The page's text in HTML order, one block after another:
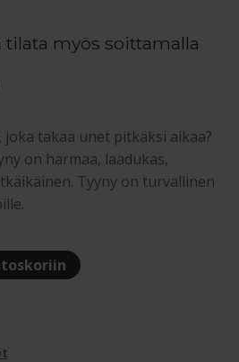
on:
tilata myös soittamalla
joka takaa unet pitkäksi aikaa?
on harmaa, laadukas,
Tyyny on turvallinen